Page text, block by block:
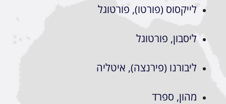
לייקסוס (פורטו), פורטוגל
ליסבון, פורטוגל
ליבורנו (פירנצה), איטליה
מהון, ספרד